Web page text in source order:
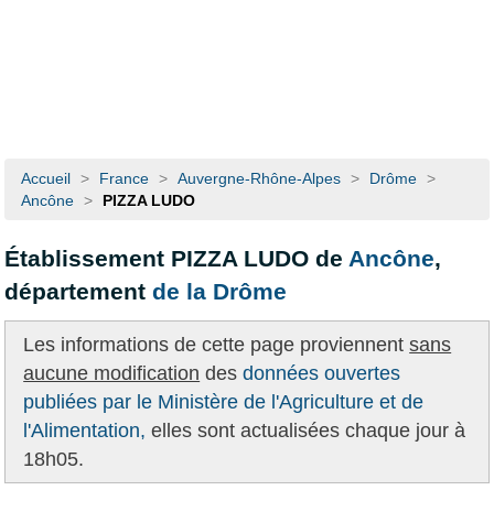
Accueil > France > Auvergne-Rhône-Alpes > Drôme >
Ancône > PIZZA LUDO
Établissement PIZZA LUDO de Ancône,
départementde la Drôme
Les informations de cette page proviennentsans
aucune modification desdonnées ouvertes
publiées par le Ministère de l'Agriculture et de
l'Alimentation, elles sont actualisées chaque jour à
18h05.